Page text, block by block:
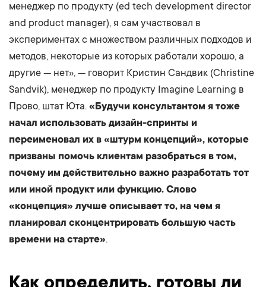
менеджер по продукту (ed tech development director
and product manager), я сам участвовал в
экспериментах с множеством различных подходов и
методов, некоторые из которых работали хорошо, а
другие — нет», — говорит Кристин Сандвик (Christine
Sandvik), менеджер по продукту Imagine Learning в
Прово, штат Юта. «Будучи консультантом я тоже
начал использовать дизайн-спринты и
переименовал их в «штурм концепций», которые
призваны помочь клиентам разобраться в том,
почему им действительно важно разработать тот
или иной продукт или функцию. Слово
«концепция» лучше описывает то, на чем я
планировал сконцентрировать большую часть
времени на старте».
Как определить, готовы ли